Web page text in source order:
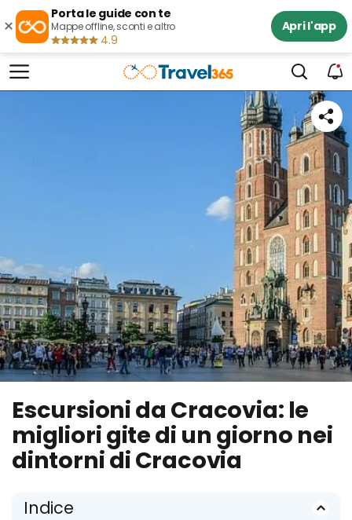
×
Porta le guide con te
Mappe offline, sconti e altro
4.9
Apri l'app
Escursioni da Cracovia: le
migliori gite di un giorno nei
dintorni di Cracovia
Indice